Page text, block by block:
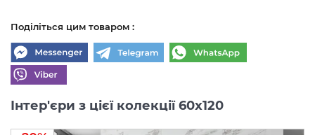
Поділіться цим товаром :
Інтер'єри з цієї колекції 60x120